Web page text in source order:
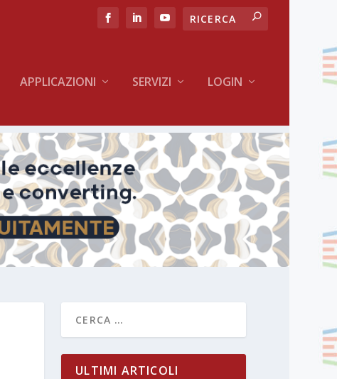
APPLICAZIONI SERVIZI LOGIN
ULTIMI ARTICOLI